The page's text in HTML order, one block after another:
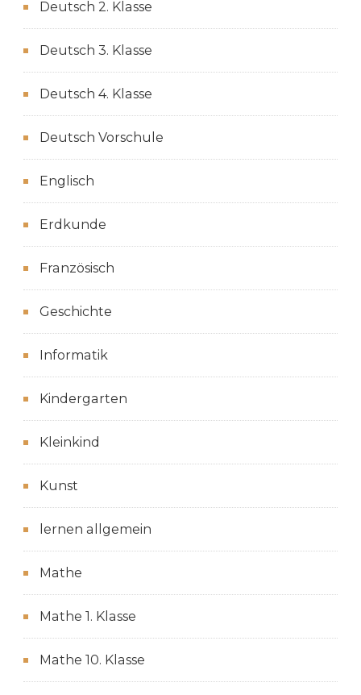
Deutsch 2. Klasse
Deutsch 3. Klasse
Deutsch 4. Klasse
Deutsch Vorschule
Englisch
Erdkunde
Französisch
Geschichte
Informatik
Kindergarten
Kleinkind
Kunst
lernen allgemein
Mathe
Mathe 1. Klasse
Mathe 10. Klasse